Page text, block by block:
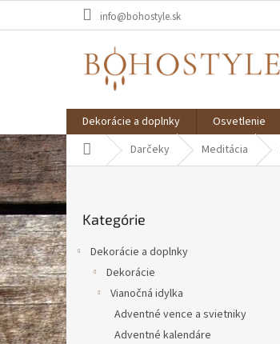
info@bohostyle.sk
Dekorácie a doplnky Osvetlenie
DomovDarčeky Meditácia
B
o
č
n
ý
p
a
n
e
l
kategórie
Kategórie
Dekorácie a doplnky
Dekorácie
Vianočná idylka
Adventné vence a svietniky
Adventné kalendáre